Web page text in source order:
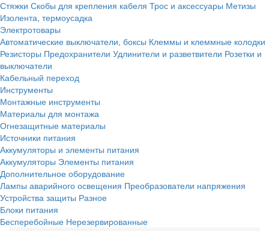
Стяжки Скобы для крепления кабеля Трос и аксессуары Метизы
Изолента, термоусадка
Электротовары
Автоматические выключатели, боксы Клеммы и клеммные колодки
Резисторы Предохранители Удлинители и разветвители Розетки и
выключатели
Кабельный переход
Инструменты
Монтажные инструменты
Материалы для монтажа
Огнезащитные материалы
Источники питания
Аккумуляторы и элементы питания
Аккумуляторы Элементы питания
Дополнительное оборудование
Лампы аварийного освещения Преобразователи напряжения
Устройства защиты Разное
Блоки питания
Бесперебойные Нерезервированные